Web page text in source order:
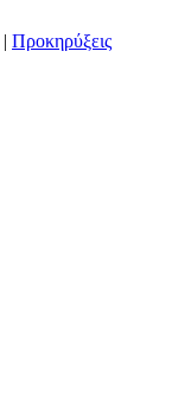
| Προκηρύξεις